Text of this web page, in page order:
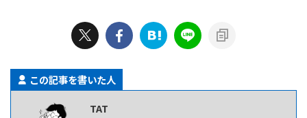
この記事を書いた人
TAT